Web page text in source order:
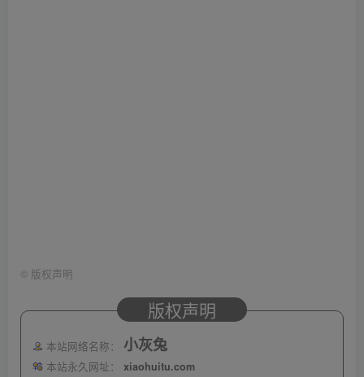
© 版权声明
版权声明
本站网络名称： 小灰兔
本站永久网址：
xiaohuitu.com